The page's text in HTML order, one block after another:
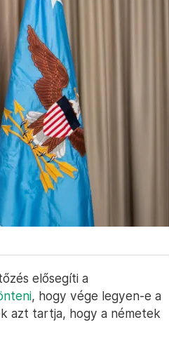
elősegíti a
, hogy vége legyen-e a
azt tartja, hogy a németek